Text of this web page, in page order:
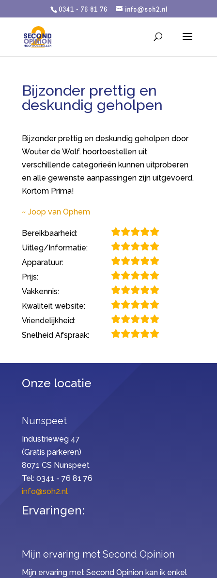
0341 - 76 81 76 info@soh2.nl
Bijzonder prettig en
deskundig geholpen
Bijzonder prettig en deskundig geholpen door
Wouter de Wolf. hoortoestellen uit
verschillende categorieën kunnen uitproberen
en alle gewenste aanpassingen zijn uitgevoerd.
Kortom Prima!
Joop van Ophem
Bereikbaarheid:
Uitleg/Informatie:
Apparatuur:
Prijs:
Vakkennis:
Kwaliteit website:
Vriendelijkheid:
Snelheid Afspraak:
Onze locatie
Nunspeet
Industrieweg 47
(Gratis parkeren)
8071 CS Nunspeet
Tel: 0341 - 76 81 76
info@soh2.nl
Ervaringen:
Mijn ervaring met Second Opinion
Mijn ervaring met Second Opinion kan ik enkel